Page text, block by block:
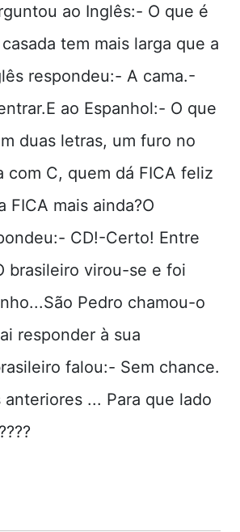
ao Inglês:- O que é
tem mais larga que a
respondeu:- A cama.-
ao Espanhol:- O que
duas letras, um furo no
com C, quem dá FICA feliz
FICA mais ainda?O
CD!-Certo! Entre
brasileiro virou-se e foi
Pedro chamou-o
responder à sua
falou:- Sem chance.
anteriores ... Para que lado